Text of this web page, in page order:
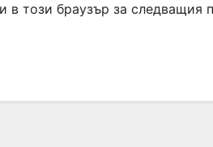
този браузър за следващия